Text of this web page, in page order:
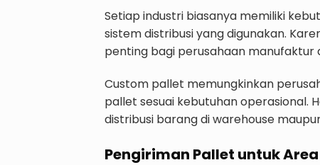
Setiap industri biasanya memiliki
sistem distribusi yang digunakan.
penting bagi perusahaan manufaktur
Custom pallet memungkinkan
pallet sesuai kebutuhan operasional.
distribusi barang di warehouse
Pengiriman Pallet untuk